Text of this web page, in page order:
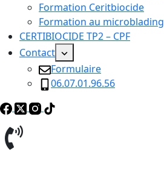
Formation Ceritbiocide
Formation au microblading
CERTIBIOCIDE TP2 – CPF
Contact
Formulaire
06.07.01.96.56